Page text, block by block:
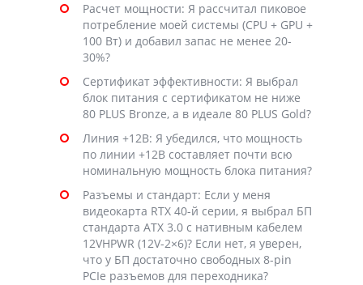
Расчет мощности: Я рассчитал пиковое
потребление моей системы (CPU + GPU +
100 Вт) и добавил запас не менее 20-
30%?
Сертификат эффективности: Я выбрал
блок питания с сертификатом не ниже
80 PLUS Bronze, а в идеале 80 PLUS Gold?
Линия +12В: Я убедился, что мощность
по линии +12В составляет почти всю
номинальную мощность блока питания?
Разъемы и стандарт: Если у меня
видеокарта RTX 40-й серии, я выбрал БП
стандарта ATX 3.0 с нативным кабелем
12VHPWR (12V-2×6)? Если нет, я уверен,
что у БП достаточно свободных 8-pin
PCIe разъемов для переходника?